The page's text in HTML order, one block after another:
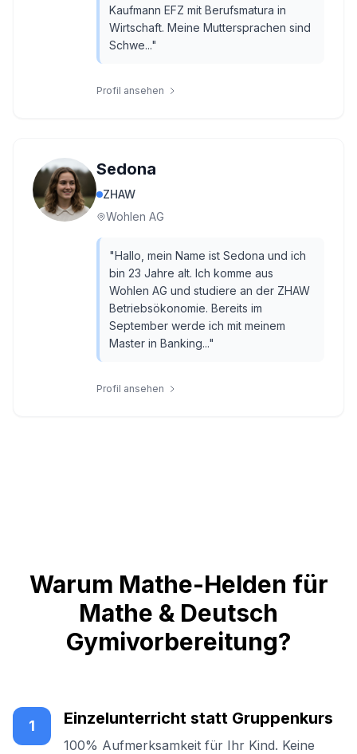
Kaufmann EFZ mit Berufsmatura in
Wirtschaft. Meine Muttersprachen sind
Schwe..."
Profil ansehen
Sedona
ZHAW
Wohlen AG
"Hallo, mein Name ist Sedona und ich
bin 23 Jahre alt. Ich komme aus
Wohlen AG und studiere an der ZHAW
Betriebsökonomie. Bereits im
September werde ich mit meinem
Master in Banking..."
Profil ansehen
Warum Mathe-Helden für
Mathe & Deutsch
Gymivorbereitung?
1 Einzelunterricht statt Gruppenkurs
100% Aufmerksamkeit für Ihr Kind. Keine